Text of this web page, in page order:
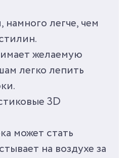
намного легче, чем
желаемую
легко лепить
3D
может стать
на воздухе за
КНР